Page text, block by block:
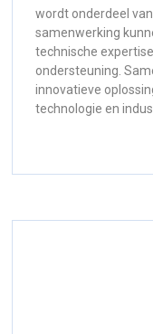
wordt onderdeel
samenwerking
technische
ondersteuning.
innovatieve
technologie en